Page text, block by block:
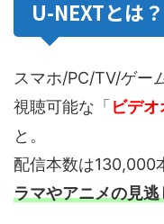
U-NEXTとは？
スマホ/PC/TV/ゲー
視聴可能な「 ビデ
と。
配信本数は130,000
ラマやアニメの見逃